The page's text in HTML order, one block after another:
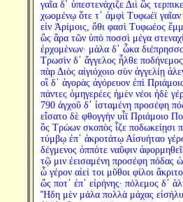
γαῖα δ᾽ ὑπεστενάχιζε Διὶ ὣς
χωομένῳ ὅτε τ᾽ ἀμφὶ Τυφωέϊ γαῖαν
εἰν Ἀρίμοις, ὅθι φασὶ Τυφωέος
ὣς ἄρα τῶν ὑπὸ ποσσὶ μέγα
ἐρχομένων· μάλα δ᾽ ὦκα
Τρωσὶν δ᾽ ἄγγελος ἦλθε
πὰρ Διὸς αἰγιόχοιο σὺν ἀγγελίῃ
οἳ δ᾽ ἀγορὰς ἀγόρευον ἐπὶ
πάντες ὁμηγερέες ἠμὲν νέοι ἠδὲ
790 ἀγχοῦ δ᾽ ἱσταμένη προσέφη
εἴσατο δὲ φθογγὴν υἷϊ Πριάμοιο
ὃς Τρώων σκοπὸς ἷζε ποδωκείῃσι
τύμβῳ ἐπ᾽ ἀκροτάτῳ Αἰσυήταο
δέγμενος ὁππότε ναῦφιν
τῷ μιν ἐεισαμένη προσέφη πόδας
ὦ γέρον αἰεί τοι μῦθοι φίλοι
ὥς ποτ᾽ ἐπ᾽ εἰρήνης· πόλεμος δ᾽
Ἤδη μὲν μάλα πολλὰ μάχας